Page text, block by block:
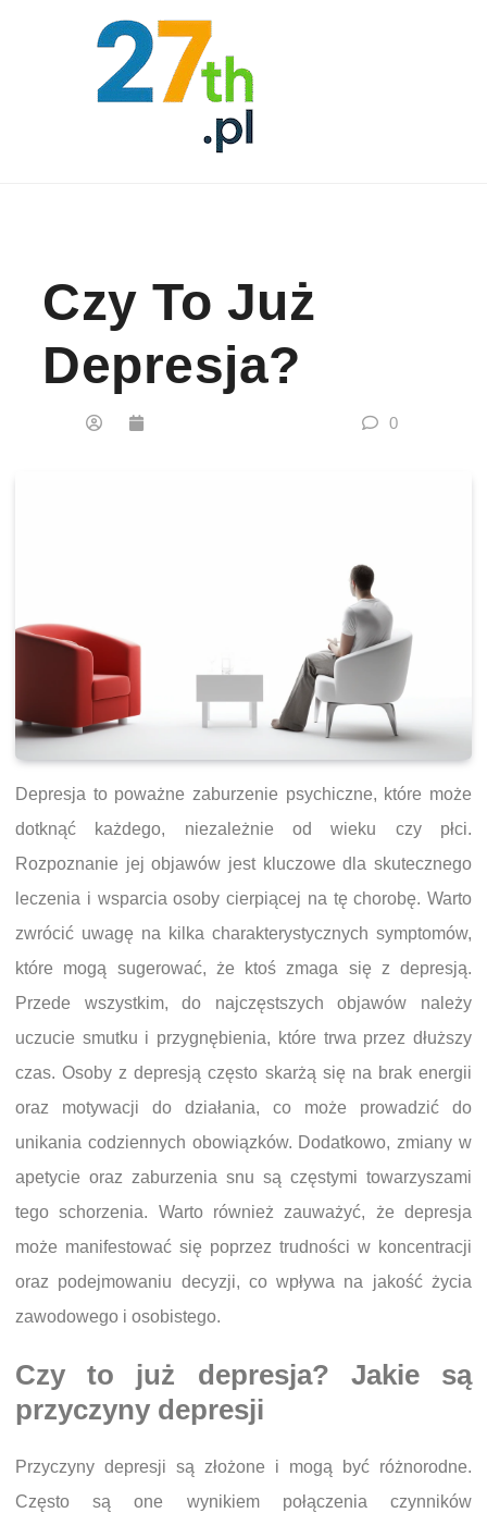
Czy To Już
Depresja?
0
Depresja to poważne zaburzenie psychiczne, które może
dotknąć każdego, niezależnie od wieku czy płci.
Rozpoznanie jej objawów jest kluczowe dla skutecznego
leczenia i wsparcia osoby cierpiącej na tę chorobę. Warto
zwrócić uwagę na kilka charakterystycznych symptomów,
które mogą sugerować, że ktoś zmaga się z depresją.
Przede wszystkim, do najczęstszych objawów należy
uczucie smutku i przygnębienia, które trwa przez dłuższy
czas. Osoby z depresją często skarżą się na brak energii
oraz motywacji do działania, co może prowadzić do
unikania codziennych obowiązków. Dodatkowo, zmiany w
apetycie oraz zaburzenia snu są częstymi towarzyszami
tego schorzenia. Warto również zauważyć, że depresja
może manifestować się poprzez trudności w koncentracji
oraz podejmowaniu decyzji, co wpływa na jakość życia
zawodowego i osobistego.
Czy to już depresja? Jakie są
przyczyny depresji
Przyczyny depresji są złożone i mogą być różnorodne.
Często są one wynikiem połączenia czynników